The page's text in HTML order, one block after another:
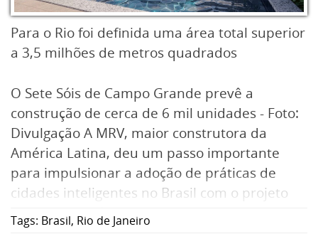
Para o Rio foi definida uma área total superior
a 3,5 milhões de metros quadrados
O Sete Sóis de Campo Grande prevê a
construção de cerca de 6 mil unidades - Foto:
Divulgação A MRV, maior construtora da
América Latina, deu um passo importante
para impulsionar a adoção de práticas de
cidades inteligentes no Brasil com o projeto
Cidade Sete Sóis, que se consolida como um
Tags: Brasil, Rio de Janeiro